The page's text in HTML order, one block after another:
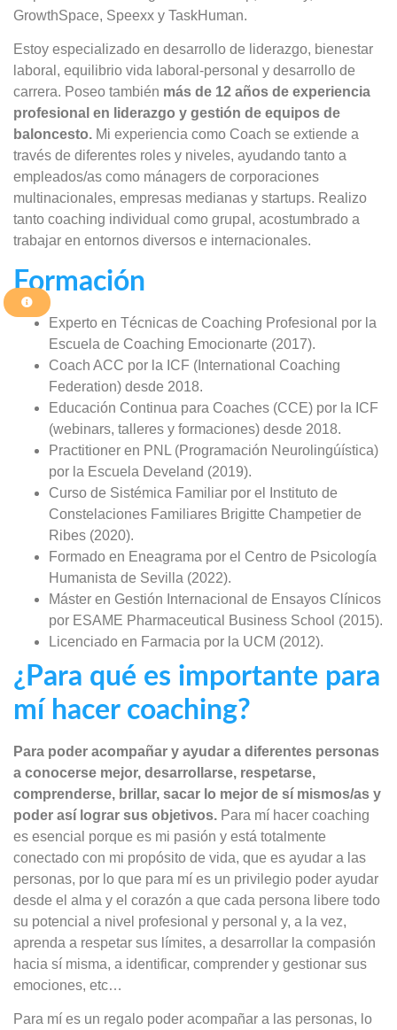
GrowthSpace, Speexx y TaskHuman.
Estoy especializado en desarrollo de liderazgo, bienestar
laboral, equilibrio vida laboral-personal y desarrollo de
carrera. Poseo también más de 12 años de experiencia
profesional en liderazgo y gestión de equipos de
baloncesto. Mi experiencia como Coach se extiende a
través de diferentes roles y niveles, ayudando tanto a
empleados/as como mánagers de corporaciones
multinacionales, empresas medianas y startups. Realizo
tanto coaching individual como grupal, acostumbrado a
trabajar en entornos diversos e internacionales.
Formación
Experto en Técnicas de Coaching Profesional por la
Escuela de Coaching Emocionarte (2017).
Coach ACC por la ICF (International Coaching
Federation) desde 2018.
Educación Continua para Coaches (CCE) por la ICF
(webinars, talleres y formaciones) desde 2018.
Practitioner en PNL (Programación Neurolingúística)
por la Escuela Develand (2019).
Curso de Sistémica Familiar por el Instituto de
Constelaciones Familiares Brigitte Champetier de
Ribes (2020).
Formado en Eneagrama por el Centro de Psicología
Humanista de Sevilla (2022).
Máster en Gestión Internacional de Ensayos Clínicos
por ESAME Pharmaceutical Business School (2015).
Licenciado en Farmacia por la UCM (2012).
¿Para qué es importante para
mí hacer coaching?
Para poder acompañar y ayudar a diferentes personas
a conocerse mejor, desarrollarse, respetarse,
comprenderse, brillar, sacar lo mejor de sí mismos/as y
poder así lograr sus objetivos. Para mí hacer coaching
es esencial porque es mi pasión y está totalmente
conectado con mi propósito de vida, que es ayudar a las
personas, por lo que para mí es un privilegio poder ayudar
desde el alma y el corazón a que cada persona libere todo
su potencial a nivel profesional y personal y, a la vez,
aprenda a respetar sus límites, a desarrollar la compasión
hacia sí misma, a identificar, comprender y gestionar sus
emociones, etc…
Para mí es un regalo poder acompañar a las personas, lo